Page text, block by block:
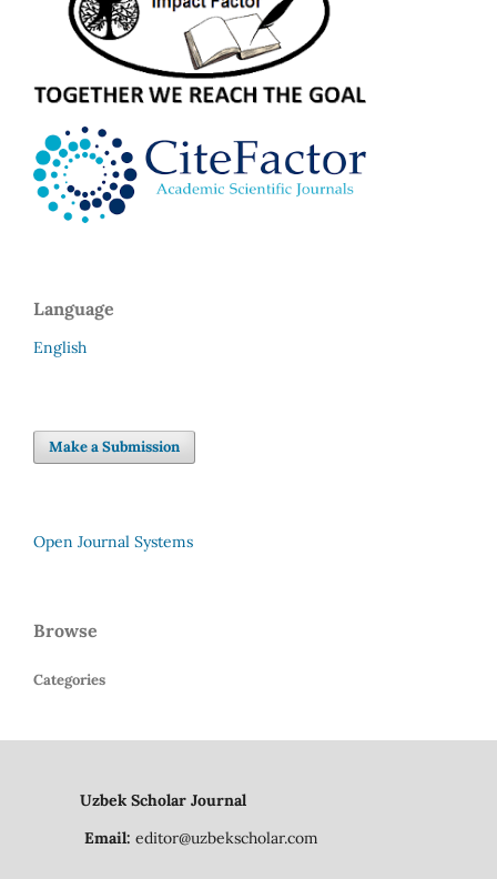
Language
English
Make a Submission
Open Journal Systems
Browse
Categories
Uzbek Scholar Journal
Email: editor@uzbekscholar.com